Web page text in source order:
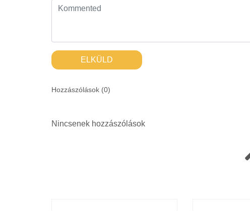
ELKÜLD
Hozzászólások (0)
Nincsenek hozzászólások